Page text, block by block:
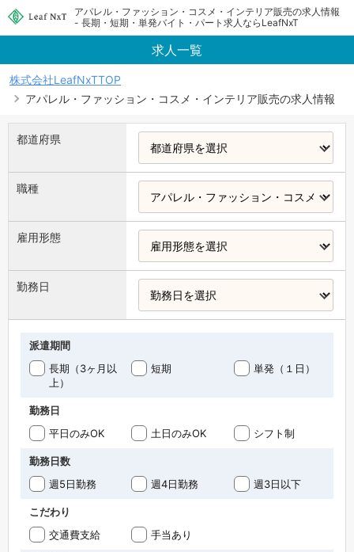
アパレル・ファッション・コスメ・インテリア販売の求人情報
- 長期・短期・単発バイト・パート求人ならLeafNxT
求人一覧
株式会社LeafNxTTOP
アパレル・ファッション・コスメ・インテリア販売の求人情報
都道府県
職種
雇用形態
勤務日
派遣期間
長期（3ヶ月以
上）
短期 単発（１日）
勤務日
平日のみOK
土日のみOK シフト制
勤務日数
週5日勤務
週4日勤務 週3日以下
こだわり
交通費支給
手当あり